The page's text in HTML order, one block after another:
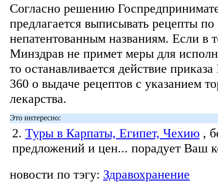
Согласно решению
предлагается выписывать рецепты
непатентованным названиям. Если в
Минздрав не примет меры для
то останавливается действие
360 о выдаче рецептов с указанием
лекарства.
Это интересно:
2. Туры в Карпаты, Египет, Чехию ,
предложений и цен... порадует Ваш
новости по тэгу: Здравохранение